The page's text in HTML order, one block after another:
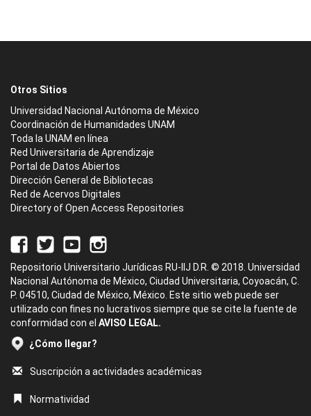
Otros Sitios
Universidad Nacional Autónoma de México
Coordinación de Humanidades UNAM
Toda la UNAM en línea
Red Universitaria de Aprendizaje
Portal de Datos Abiertos
Dirección General de Bibliotecas
Red de Acervos Digitales
Directory of Open Access Repositories
Repositorio Universitario Jurídicas RU-IIJ D.R. © 2018. Universidad
Nacional Autónoma de México, Ciudad Universitaria, Coyoacán, C.
P. 04510, Ciudad de México, México. Este sitio web puede ser
utilizado con fines no lucrativos siempre que se cite la fuente de
conformidad con el AVISO LEGAL.
¿Cómo llegar?
Suscripción a actividades académicas
Normatividad